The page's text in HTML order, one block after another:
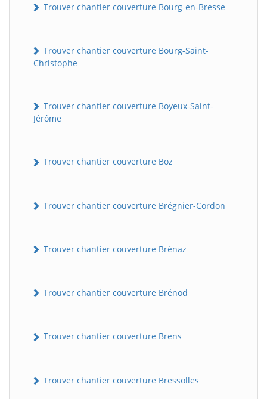
Trouver chantier couverture Bourg-en-Bresse
Trouver chantier couverture Bourg-Saint-
Christophe
Trouver chantier couverture Boyeux-Saint-
Jérôme
Trouver chantier couverture Boz
Trouver chantier couverture Brégnier-Cordon
Trouver chantier couverture Brénaz
Trouver chantier couverture Brénod
Trouver chantier couverture Brens
Trouver chantier couverture Bressolles